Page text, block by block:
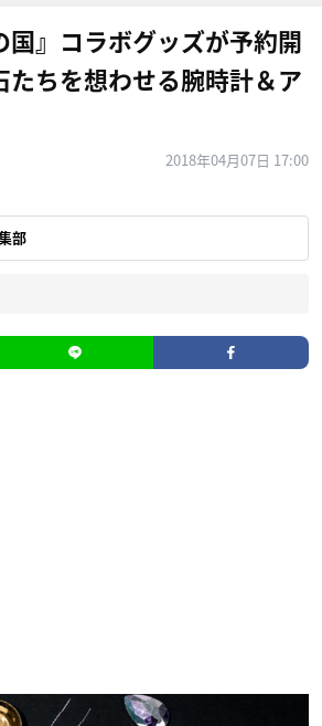
国』コラボグッズが予約開
たちを想わせる腕時計＆ア
2018年04月07日 17:00
部